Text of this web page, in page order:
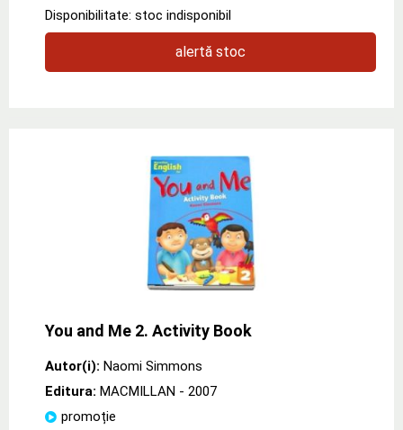
Disponibilitate: stoc indisponibil
alertă stoc
You and Me 2. Activity Book
Autor(i): Naomi Simmons
Editura: MACMILLAN - 2007
promoție